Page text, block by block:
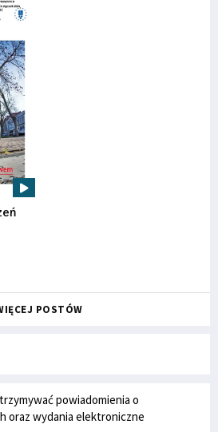
POSTÓW
powiadomienia o
oraz wydania elektroniczne